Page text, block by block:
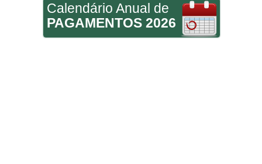
Calendário Anual de
PAGAMENTOS 2026